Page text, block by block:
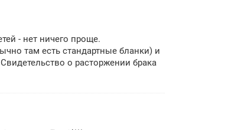
- нет ничего проще.
там есть стандартные бланки) и
о расторжении брака